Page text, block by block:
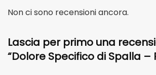
Non ci sono recensioni ancora.
Lascia per primo una
“Dolore Specifico di Spalla –